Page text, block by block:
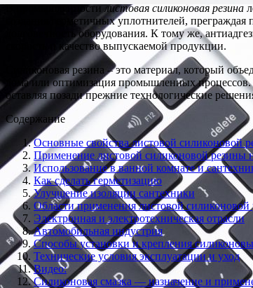
В промышленностилистовая силиконовая резина
создания герметичных уплотнителей,
долговечность оборудования. К тому же,
скорость и качество выпускаемой продукции.
Силиконовая резина – это материал, который
дома или оптимизация промышленных
оставляя позади прежние технологические
Содержание
Основные свойства листовой силиконовой
Применение листовой силиконовой резины
Использование в ванной комнате и
Как сделать герметизацию
Улучшение изоляции сантехники
Области применения листовой силиконовой
Электронная и электротехническая отрасли
Автомобильная индустрия
Способы установки и крепления
Технические условия эксплуатации и уход
Видео:
Силиконовая смазка — назначение и